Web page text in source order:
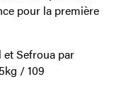
pour la première
Sefroua par
/ 109